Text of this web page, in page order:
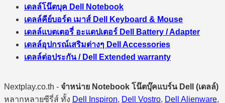
เดลล์โน๊ตบุค Dell Notebook
เดลล์คีย์บอร์ด เมาส์ Dell Keyboard & Mouse
เดลล์แบตเตอรี่ อะแดปเตอร์ Dell Battery / Adapter
เดลล์อุปกรณ์เสริมต่างๆ Dell Accessories
เดลล์ต่อประกัน / Dell Extended warranty
Nextplay.co.th - จำหน่าย Notebook โน๊ตบุ๊คแบร์น Dell (เดลล์)
หลากหลายซีรี่ส์ ทั้ง Dell Inspiron, Dell Vostro, Dell Alienware,